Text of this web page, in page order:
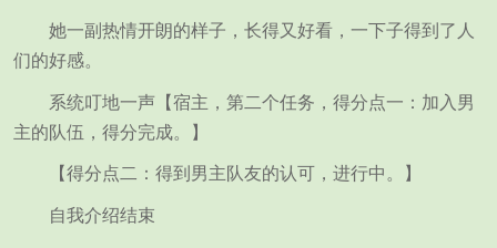
她一副热情开朗的样子，长得又好看，一下子得到了人
们的好感。
系统叮地一声【宿主，第二个任务，得分点一：加入男
主的队伍，得分完成。】
【得分点二：得到男主队友的认可，进行中。】
自我介绍结束